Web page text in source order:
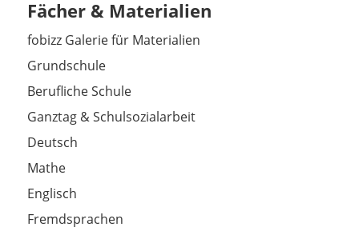
Fächer & Materialien
fobizz Galerie für Materialien
Grundschule
Berufliche Schule
Ganztag & Schulsozialarbeit
Deutsch
Mathe
Englisch
Fremdsprachen